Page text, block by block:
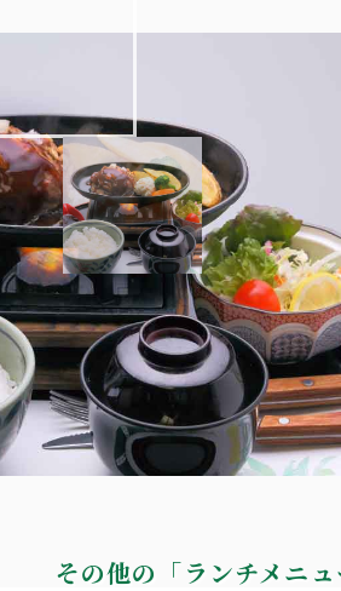
その他の「ランチメニ